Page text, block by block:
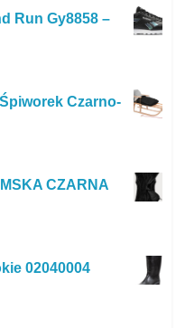
Run Gy8858 –
Czarno-
CZARNA
02040004